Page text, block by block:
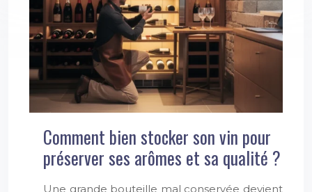
Comment bien stocker son vin pour
préserver ses arômes et sa qualité ?
Une grande bouteille mal conservée devient